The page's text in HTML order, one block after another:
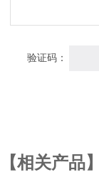
验证码：
【相关产品】